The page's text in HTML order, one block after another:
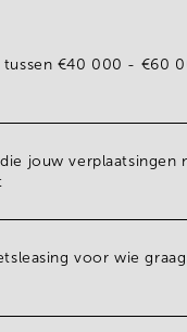
€40 000 - €60
die jouw verplaatsingen
voor wie